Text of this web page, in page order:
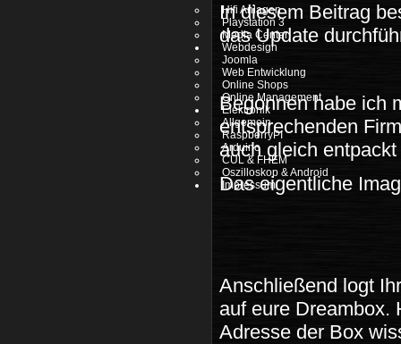
Hifi Anlagen
Playstation 3
Media Center
Webdesign
Joomla
Web Entwicklung
Online Shops
Online Management
Elektronik
Allgemein
RaspberryPI
Arduino
CUL & FHEM
Oszilloskop & Android
Impressum
In diesem Beitrag
das Update
Begonnen habe ich
entsprechenden
auch gleich
Das eigentliche
Anschließend logt
auf eure Dreambox.
Adresse der Box